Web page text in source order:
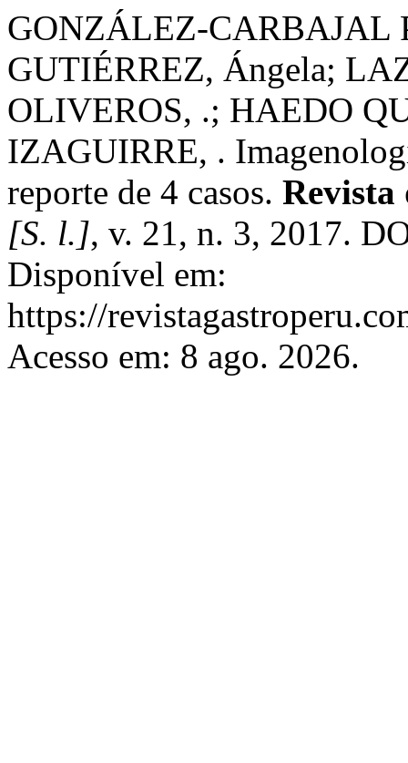
GONZÁLEZ-CARBAJAL
GUTIÉRREZ, Ángela;
OLIVEROS, .; HAEDO
IZAGUIRRE, .
reporte de 4 casos. Revista
[S. l.], v. 21, n. 3, 2017.
Disponível em:
https://
Acesso em: 8 ago. 2026.